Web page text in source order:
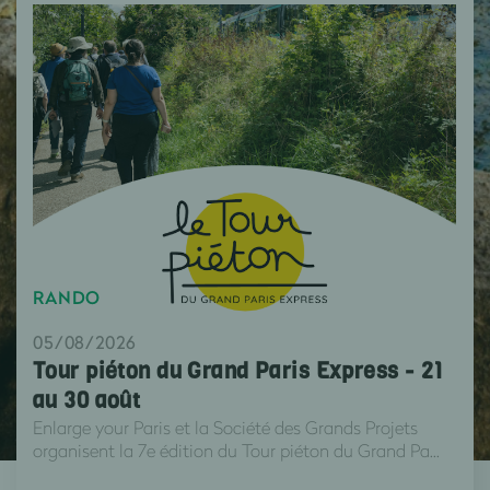
RANDO
05/08/2026
Tour piéton du Grand Paris Express - 21
au 30 août
Enlarge your Paris et la Société des Grands Projets
organisent la 7e édition du Tour piéton du Grand Pa...